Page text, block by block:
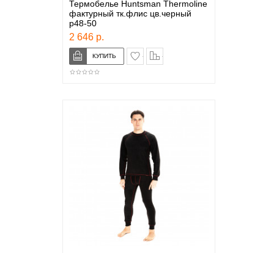
Термобелье Huntsman Thermoline
фактурный тк.флис цв.черный
р48-50
2 646 р.
в закладки